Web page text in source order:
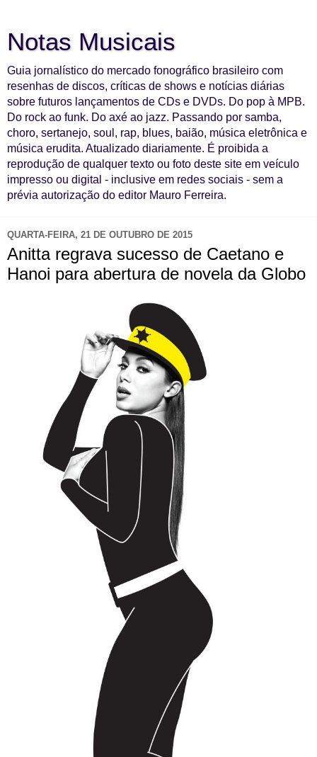
Notas Musicais
Guia jornalístico do mercado fonográfico brasileiro com
resenhas de discos, críticas de shows e notícias diárias
sobre futuros lançamentos de CDs e DVDs. Do pop à MPB.
Do rock ao funk. Do axé ao jazz. Passando por samba,
choro, sertanejo, soul, rap, blues, baião, música eletrônica e
música erudita. Atualizado diariamente. É proibida a
reprodução de qualquer texto ou foto deste site em veículo
impresso ou digital - inclusive em redes sociais - sem a
prévia autorização do editor Mauro Ferreira.
QUARTA-FEIRA, 21 DE OUTUBRO DE 2015
Anitta regrava sucesso de Caetano e
Hanoi para abertura de novela da Globo